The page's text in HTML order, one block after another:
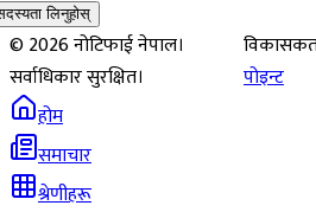
लिनुहोस्
©2026नोटिफाई नेपाल।
सर्वाधिकार सुरक्षित।
पोइन्ट
होम
समाचार
श्रेणीहरू